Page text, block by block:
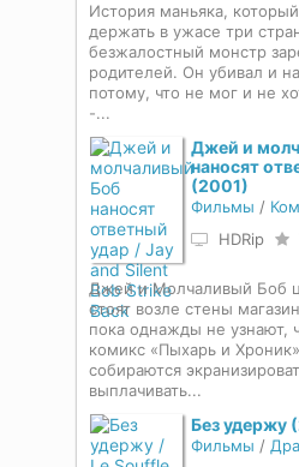
История маньяка,
держать в ужасе три
безжалостный монстр
родителей. Он убивал и
потому, что не мог и не
-...
Джей и
наносят
(2001)
Фильмы /
HDRip
Джей и Молчаливый Боб
стоят возле стены
пока однажды не узнают,
комикс «Пыхарь и
собираются
выплачивать...
Без удержу
Фильмы /